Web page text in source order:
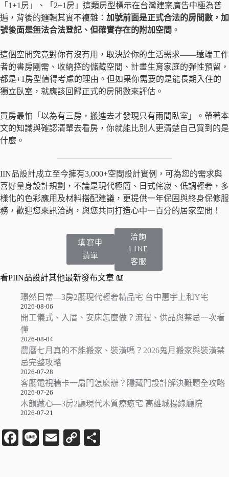
「1+1房」、「2+1房」這類房型標示在台灣建案廣告中極為普
遍，背後的邏輯其實不複雜： 加號前面是正式合法的房間數，加
號後面是無法合法登記、但確實存在的附加空間 。
這個空間究竟對你有沒有用，取決於你的生活需求——遠端工作
者的書房剛需、收納控的儲藏空間、計畫生育家庭的彈性預留，
都是+1房型值得考慮的理由。但如果你需要的是能長期入住的
獨立臥室，就應該回歸正式的房間數來評估。
買房最怕「以為有三房，搬進去才發現只有兩間臥室」。帶著本
文的知識與確認清單去看房，你就能比別人更清楚自己買到的是
什麼。
IIN品設計成立至今擁有3,000+空間設計實例，可為您的需求與
喜好量身設計規劃，不論是現代極簡、日式侘寂、低調輕奢，多
樣化的色彩應用及材料搭配建議，更提供一年保固與終身保修服
務，歡迎您來訊洽詢，與您共同打造心中一百分的居家空間！
填寫申
請單
洽詢
LINE
客服
看PIIN品設計其他最新發布文章 📖
璟然日常—3房2廳現代輕奢精品宅 台中惠宇上和Y宅
2026-08-06
開工儀式、入厝、安床怎麼做？流程、供品與禁忌一次看
懂
2026-08-04
農曆七月真的不能搬家、裝潢嗎？2026鬼月搬家與裝潢禁
忌完整攻略
2026-07-28
客廳電視牆卡一扇門怎麼辦？隱藏門設計解決難題全攻略
2026-07-26
木韻藏心—3房2廳現代木質療癒宅 高雄城揚綠廳院
2026-07-21
Fa Li
E
C